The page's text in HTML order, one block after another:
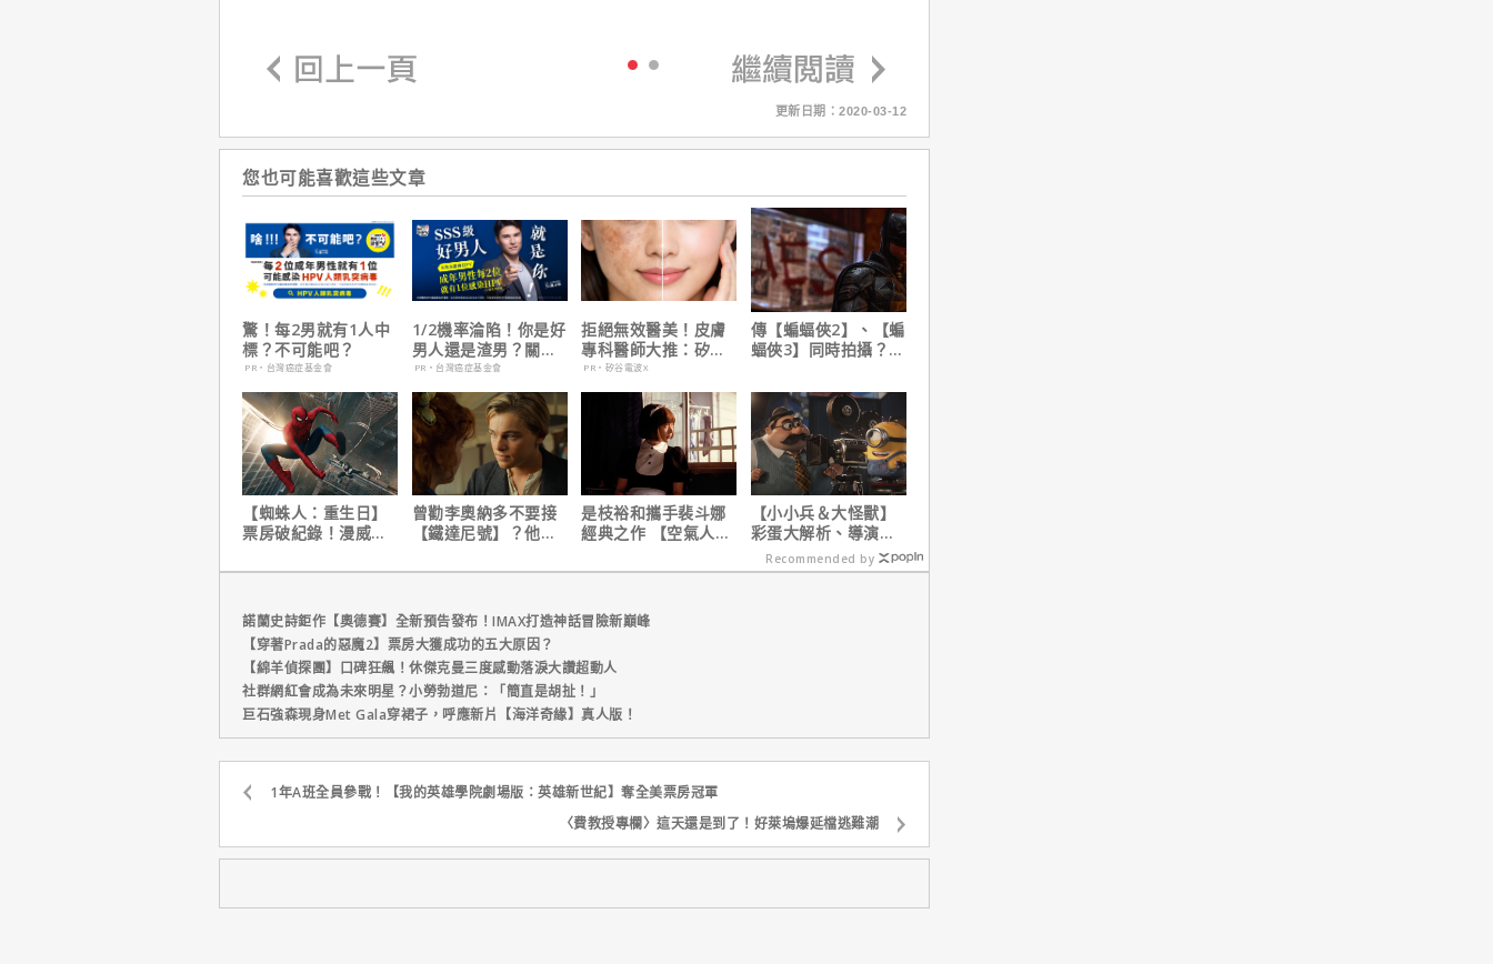
更新日期：2020-03-12
您也可能喜歡這些文章
驚！每2男就有1人中
標？不可能吧？
PR・台灣癌症基金會
1/2機率淪陷！你是好
男人還是渣男？關鍵
在這
PR・台灣癌症基金會
拒絕無效醫美！皮膚
專科醫師大推：矽谷
電波 X 讓肌膚由內而
外更強韌
PR・矽谷電波X
傳【蝙蝠俠2】、【蝙
蝠俠3】同時拍攝？詹
【蜘蛛人：重生日】
票房破紀錄！漫威總
讚！
曾勸李奧納多不要接
【鐵達尼號】？他
是誰」
是枝裕和攜手裴斗娜
經典之作 【空氣人
【小小兵＆大怪獸】
彩蛋大解析、導演皮
耶考芬解密10個電影
梗！
Recommended by
諾蘭史詩鉅作【奧德賽】全新預告發布！IMAX打造神話冒險新巔峰
【穿著Prada的惡魔2】票房大獲成功的五大原因？
【綿羊偵探團】口碑狂飆！休傑克曼三度感動落淚大讚超動人
社群網紅會成為未來明星？小勞勃道尼：「簡直是胡扯！」
巨石強森現身Met Gala穿裙子，呼應新片【海洋奇緣】真人版！
1年A班全員參戰！【我的英雄學院劇場版：英雄新世紀】奪全美票房冠軍
〈費教授專欄〉這天還是到了！好萊塢爆延檔逃難潮